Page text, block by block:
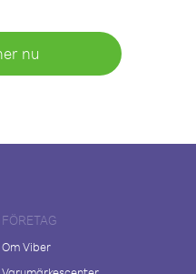
nu
FÖRETAG
Om Viber